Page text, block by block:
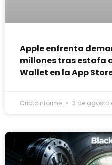
Apple enfrenta
millones tras estafa
Wallet en la App
Criptoinforme 3 de agosto